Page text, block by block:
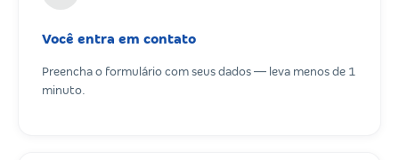
Você entra em contato
Preencha o formulário com seus dados — leva menos de 1
minuto.